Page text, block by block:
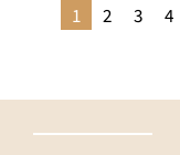
1 2 3 4